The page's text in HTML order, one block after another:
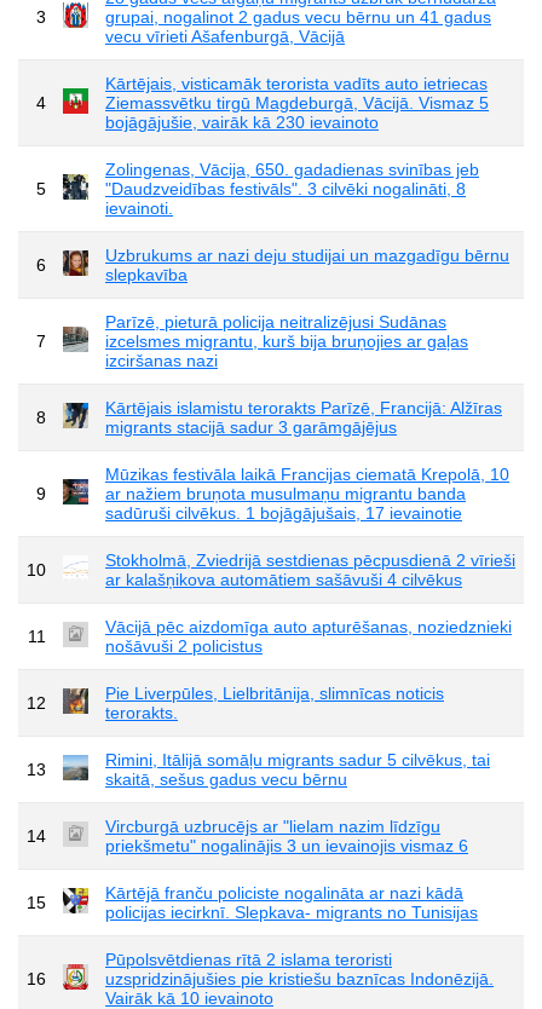
3
grupai, nogalinot 2 gadus vecu bērnu un 41 gadus
vecu vīrieti Ašafenburgā, Vācijā
4
Kārtējais, visticamāk terorista vadīts auto ietriecas
Ziemassvētku tirgū Magdeburgā, Vācijā. Vismaz 5
bojāgājušie, vairāk kā 230 ievainoto
5
Zolingenas, Vācija, 650. gadadienas svinības jeb
"Daudzveidības festivāls". 3 cilvēki nogalināti, 8
ievainoti.
6
Uzbrukums ar nazi deju studijai un mazgadīgu bērnu
slepkavība
7
Parīzē, pieturā policija neitralizējusi Sudānas
izcelsmes migrantu, kurš bija bruņojies ar gaļas
izciršanas nazi
8
Kārtējais islamistu terorakts Parīzē, Francijā: Alžīras
migrants stacijā sadur 3 garāmgājējus
9
Mūzikas festivāla laikā Francijas ciematā Krepolā, 10
ar nažiem bruņota musulmaņu migrantu banda
sadūruši cilvēkus. 1 bojāgājušais, 17 ievainotie
10
Stokholmā, Zviedrijā sestdienas pēcpusdienā 2 vīrieši
ar kalašņikova automātiem sašāvuši 4 cilvēkus
11
Vācijā pēc aizdomīga auto apturēšanas, noziedznieki
nošāvuši 2 policistus
12
Pie Liverpūles, Lielbritānija, slimnīcas noticis
terorakts.
13
Rimini, Itālijā somāļu migrants sadur 5 cilvēkus, tai
skaitā, sešus gadus vecu bērnu
14
Vircburgā uzbrucējs ar "lielam nazim līdzīgu
priekšmetu" nogalinājis 3 un ievainojis vismaz 6
15
Kārtējā franču policiste nogalināta ar nazi kādā
policijas iecirknī. Slepkava- migrants no Tunisijas
16
Pūpolsvētdienas rītā 2 islama teroristi
uzspridzinājušies pie kristiešu baznīcas Indonēzijā.
Vairāk kā 10 ievainoto